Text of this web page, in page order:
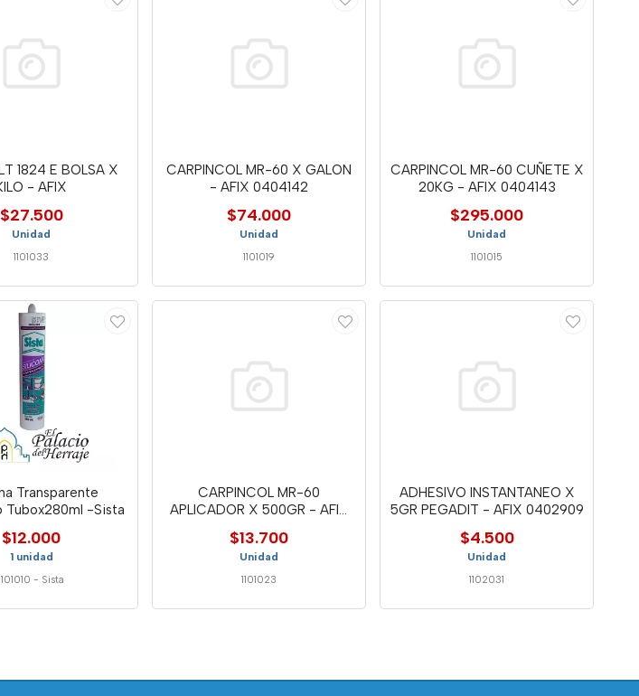
1824 E BOLSA X
- AFIX
$27.500
Unidad
1101033
CARPINCOL MR-60 X GALON
- AFIX 0404142
$74.000
Unidad
1101019
CARPINCOL MR-60 CUÑETE X
20KG - AFIX 0404143
$295.000
Unidad
1101015
Transparente
Tubox280ml -Sista
$12.000
1 unidad
- Sista
CARPINCOL MR-60
APLICADOR X 500GR - AFIX
0404139
$13.700
Unidad
1101023
ADHESIVO INSTANTANEO X
5GR PEGADIT - AFIX 0402909
$4.500
Unidad
1102031